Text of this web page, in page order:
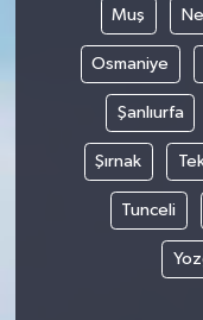
Muş
Osmaniye
Şanlıurfa
Şırnak
Tunceli